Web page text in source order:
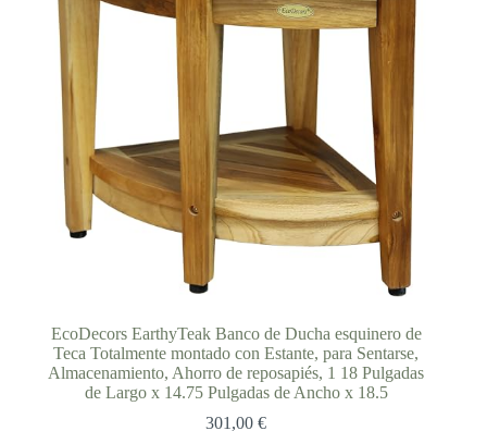
EcoDecors EarthyTeak Banco de Ducha esquinero de
Teca Totalmente montado con Estante, para Sentarse,
Almacenamiento, Ahorro de reposapiés, 1 18 Pulgadas
de Largo x 14.75 Pulgadas de Ancho x 18.5
301,00€